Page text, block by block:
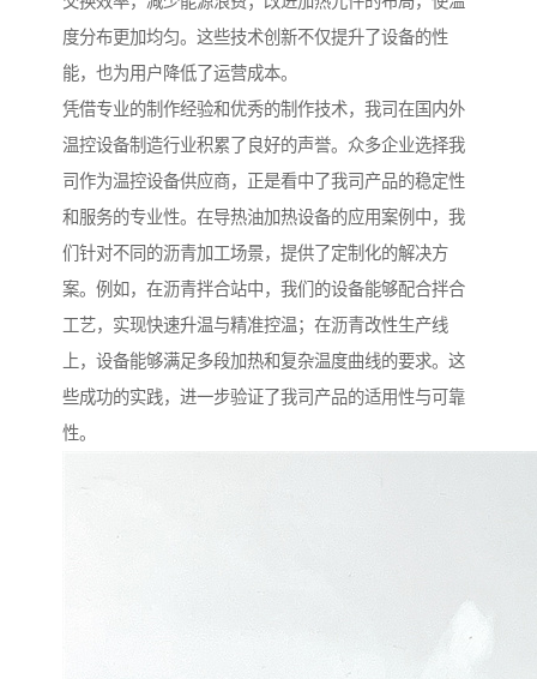
度分布更加均匀。这些技术创新不仅提升了设备的性
能，也为用户降低了运营成本。
凭借专业的制作经验和优秀的制作技术，我司在国内外
温控设备制造行业积累了良好的声誉。众多企业选择我
司作为温控设备供应商，正是看中了我司产品的稳定性
和服务的专业性。在导热油加热设备的应用案例中，我
们针对不同的沥青加工场景，提供了定制化的解决方
案。例如，在沥青拌合站中，我们的设备能够配合拌合
工艺，实现快速升温与精准控温；在沥青改性生产线
上，设备能够满足多段加热和复杂温度曲线的要求。这
些成功的实践，进一步验证了我司产品的适用性与可靠
性。